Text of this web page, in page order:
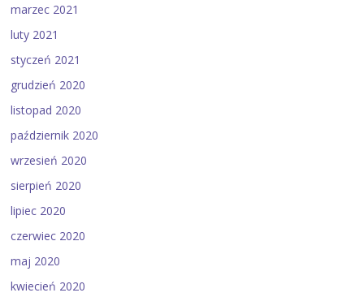
marzec 2021
luty 2021
styczeń 2021
grudzień 2020
listopad 2020
październik 2020
wrzesień 2020
sierpień 2020
lipiec 2020
czerwiec 2020
maj 2020
kwiecień 2020